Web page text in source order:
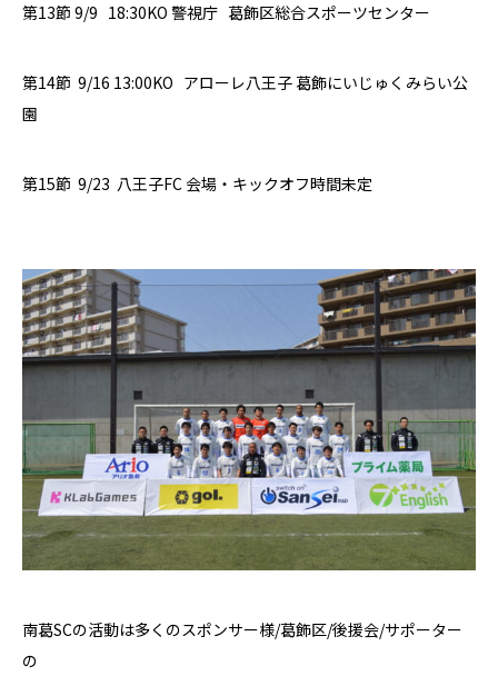
第13節 9/9 18:30KO 警視庁 葛飾区総合スポーツセンター
第14節 9/16 13:00KO アローレ八王子葛飾にいじゅくみらい公
園
第15節 9/23 八王子FC 会場・キックオフ時間未定
南葛SCの活動は多くのスポンサー様/葛飾区/後援会/サポーター
の